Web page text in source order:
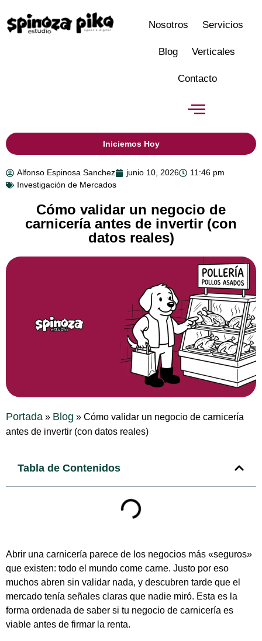
Nosotros Servicios
Blog Verticales
Contacto
Iniciemos Hoy
Alfonso Espinosa Sanchez junio 10, 2026
11:46 pm
Investigación de Mercados
Cómo validar un negocio de
carnicería antes de invertir (con
datos reales)
Portada » Blog » Cómo validar un negocio de carnicería
antes de invertir (con datos reales)
Tabla de Contenidos
Abrir una carnicería parece de los negocios más «seguros»
que existen: todo el mundo come carne. Justo por eso
muchos abren sin validar nada, y descubren tarde que el
mercado tenía señales claras que nadie miró. Esta es la
forma ordenada de saber si tu negocio de carnicería es
viable antes de firmar la renta.